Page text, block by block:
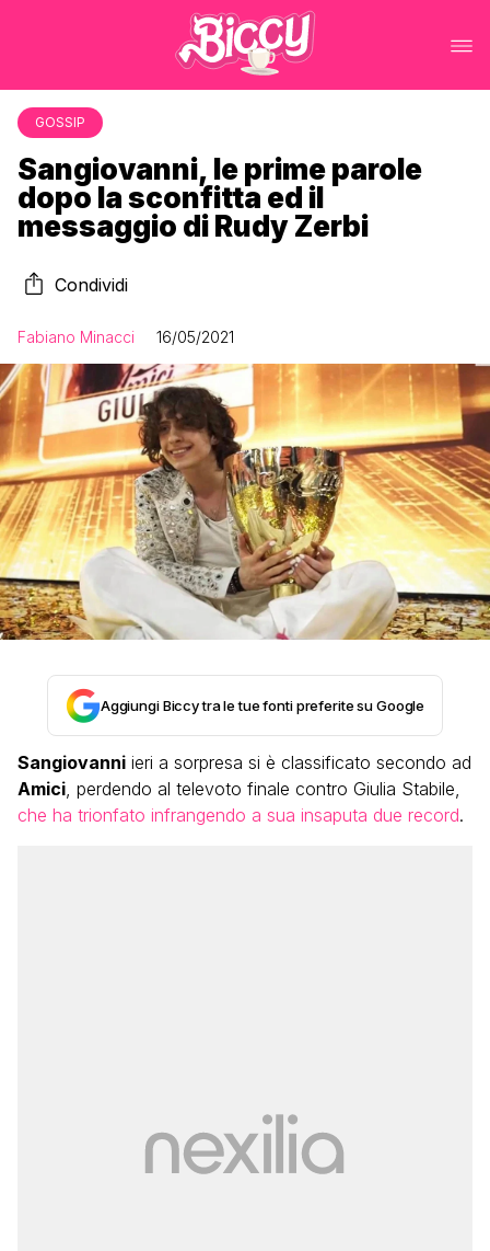
GOSSIP
Sangiovanni, le prime parole
dopo la sconfitta ed il
messaggio di Rudy Zerbi
Condividi
Fabiano Minacci 16/05/2021
Aggiungi Biccy tra le tue fonti preferite su Google
Sangiovanni ieri a sorpresa si è classificato secondo ad
Amici, perdendo al televoto finale contro Giulia Stabile,
che ha trionfato infrangendo a sua insaputa due record.